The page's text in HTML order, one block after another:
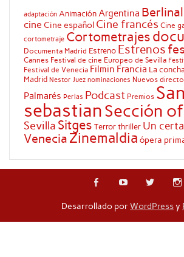
adaptación AnimaciónArgentina
cine Cine español Cine francés Cine
cortometraje Cortometrajes
Documenta Madrid Estreno Estrenos
Cannes Festival de cine Europeo de Sevilla
Festival de Venecia Filmin Francia La
Madrid Nestor Juez nominaciones Nuevos
Palmarés Perlas Podcast Premios San
sebastianSección
Sevilla Sitges Terrorthriller Un
Venecia Zinemaldia ópera
Desarrollado por WordPressy